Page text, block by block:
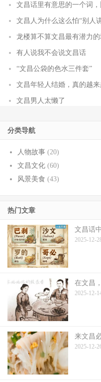
文昌话里有意思的一个词，
文昌人为什么这么怕“别人
龙楼算不算文昌最有潜力的
有人说我不会说文昌话
“文昌公袋的色水三件套”
文昌年轻人结婚，真的越来
文昌男人太懒了
分类导航
人物故事 (20)
文昌文化 (60)
风景美食 (43)
热门文章
文昌话
2025-12-
在文昌
2025-12-
来文昌
2025-12-